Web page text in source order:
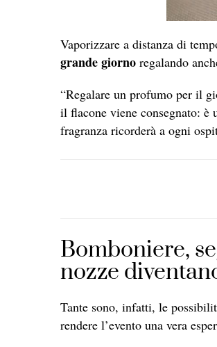
Vaporizzare a distanza di
grande giorno regalando
“Regalare un profumo per il
il flacone viene consegnato: è
fragranza ricorderà a ogni
Bomboniere,
nozze
Tante sono, infatti, le
rendere l’evento una vera